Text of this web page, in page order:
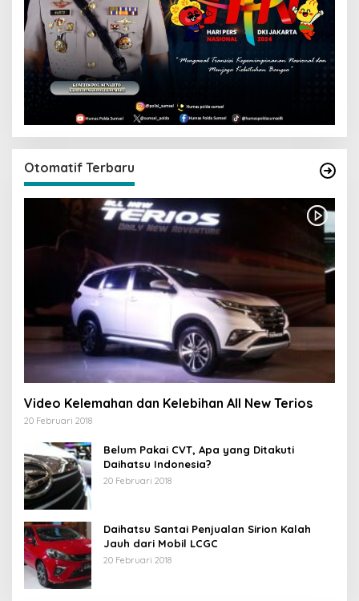
Otomatif Terbaru
Video Kelemahan dan Kelebihan All New Terios
20 Februari 2018
Belum Pakai CVT, Apa yang Ditakuti
Daihatsu Indonesia?
20 Februari 2018
Daihatsu Santai Penjualan Sirion Kalah
Jauh dari Mobil LCGC
20 Februari 2018